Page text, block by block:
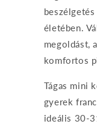
életében.
megoldást,
komfortos
Tágas mini
gyerek
ideális 30-